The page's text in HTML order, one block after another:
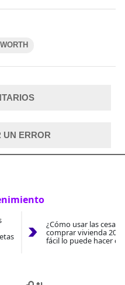
UN ERROR
¿Cómo usar las
comprar vivienda
fácil lo puede hacer